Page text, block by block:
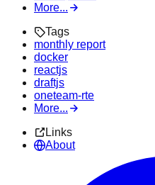
More...
Tags
monthly report
docker
reactjs
draftjs
oneteam-rte
More...
Links
About